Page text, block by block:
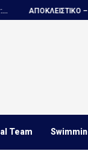
ΑΠΟΚΛΕΙΣΤΙΚΟ –
Team